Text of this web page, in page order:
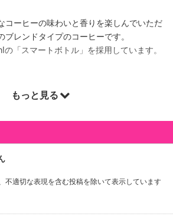
コーヒーの味わいと香りを楽しんでいただ
レンドタイプのコーヒーです。
「スマートボトル」を採用しています。
もっと見る
不適切な表現を含む投稿を除いて表示しています